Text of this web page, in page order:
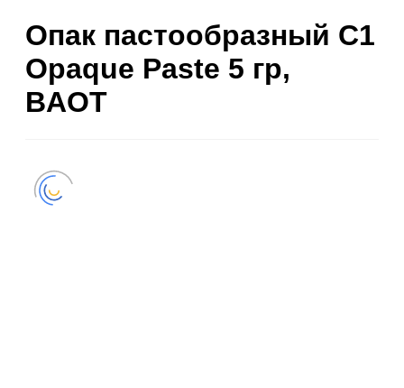
Опак пастообразный C1
Opaque Paste 5 гр,
BAOT